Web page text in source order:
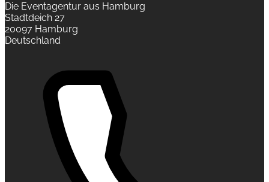
Die Eventagentur aus Hamburg
Stadtdeich 27
20097 Hamburg
Deutschland